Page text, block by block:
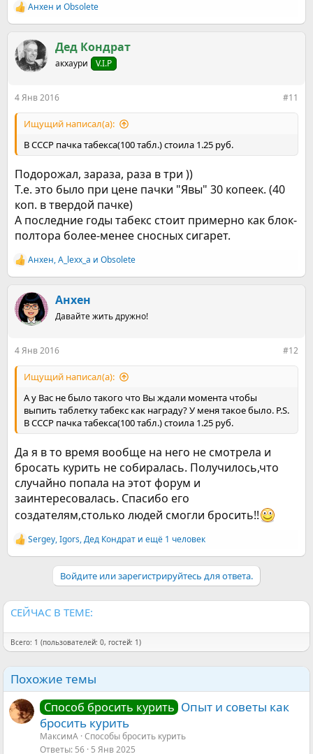
Р
е
к
ц
и
Анхен и Obsolete
Дед Кондрат
акхаури V.I.P
4 Янв 2016 #11
Ищущий написал(а):
В СССР пачка табекса(100 табл.) стоила 1.25 руб.
Подорожал, зараза, раза в три ))
Т.е. это было при цене пачки "Явы" 30 копеек. (40
коп. в твердой пачке)
А последние годы табекс стоит примерно как блок-
полтора более-менее сносных сигарет.
Р
е
к
ц
и
Анхен,A_lexx_a и Obsolete
Анхен
Давайте жить дружно!
4 Янв 2016 #12
Ищущий написал(а):
А у Вас не было такого что Вы ждали момента чтобы
выпить таблетку табекс как награду? У меня такое было. P.S.
В СССР пачка табекса(100 табл.) стоила 1.25 руб.
Да я в то время вообще на него не смотрела и
бросать курить не собиралась. Получилось,что
случайно попала на этот форум и
заинтересовалась. Спасибо его
создателям,столько людей смогли бросить!!
Р
е
и
и
Sergey,Igors,Дед Кондрат и ещё 1 человек
Войдите или зарегистрируйтесь для ответа.
СЕЙЧАС В ТЕМЕ:
Всего: 1 (пользователей: 0, гостей: 1)
Похожие темы
Способ бросить курить Опыт и советы как
бросить курить
МаксимА Способы бросить курить
Ответы 56 5 Янв 2025